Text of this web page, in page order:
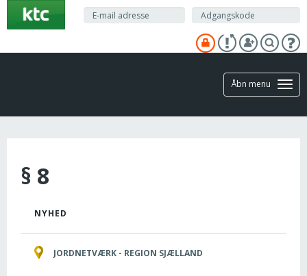
hovedindhold
Åbn menu
§ 8
NYHED
JORDNETVÆRK - REGION SJÆLLAND